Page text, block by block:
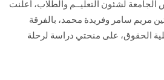
لشئون التعليــم والطلاب، أعلنت
مريم سامر وفريدة محمد، بالفرقة
الحقوق، على منحتي دراسة لرحلة